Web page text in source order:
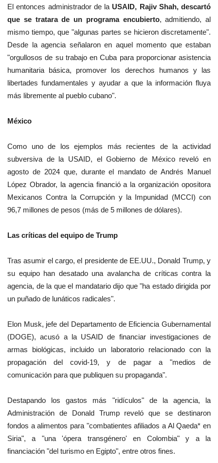
El entonces administrador de la USAID, Rajiv Shah, descartó
que se tratara de un programa encubierto, admitiendo, al
mismo tiempo, que "algunas partes se hicieron discretamente".
Desde la agencia señalaron en aquel momento que estaban
"orgullosos de su trabajo en Cuba para proporcionar asistencia
humanitaria básica, promover los derechos humanos y las
libertades fundamentales y ayudar a que la información fluya
más libremente al pueblo cubano".
México
Como uno de los ejemplos más recientes de la actividad
subversiva de la USAID, el Gobierno de México reveló en
agosto de 2024 que, durante el mandato de Andrés Manuel
López Obrador, la agencia financió a la organización opositora
Mexicanos Contra la Corrupción y la Impunidad (MCCI) con
96,7 millones de pesos (más de 5 millones de dólares).
Las críticas del equipo de Trump
Tras asumir el cargo, el presidente de EE.UU., Donald Trump, y
su equipo han desatado una avalancha de críticas contra la
agencia, de la que el mandatario dijo que "ha estado dirigida por
un puñado de lunáticos radicales".
Elon Musk, jefe del Departamento de Eficiencia Gubernamental
(DOGE), acusó a la USAID de financiar investigaciones de
armas biológicas, incluido un laboratorio relacionado con la
propagación del covid-19, y de pagar a "medios de
comunicación para que publiquen su propaganda".
Destapando los gastos más "ridículos" de la agencia, la
Administración de Donald Trump reveló que se destinaron
fondos a alimentos para "combatientes afiliados a Al Qaeda* en
Siria", a "una 'ópera transgénero' en Colombia" y a la
financiación "del turismo en Egipto", entre otros fines.